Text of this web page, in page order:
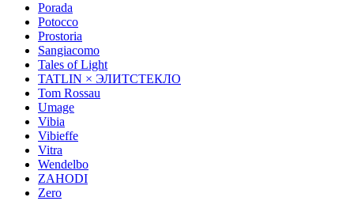
Porada
Potocco
Prostoria
Sangiacomo
Tales of Light
TATLIN × ЭЛИТСТЕКЛО
Tom Rossau
Umage
Vibia
Vibieffe
Vitra
Wendelbo
ZAHODI
Zero